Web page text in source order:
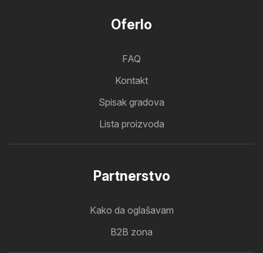
Oferlo
FAQ
Kontakt
Spisak gradova
Lista proizvoda
Partnerstvo
Kako da oglašavam
B2B zona